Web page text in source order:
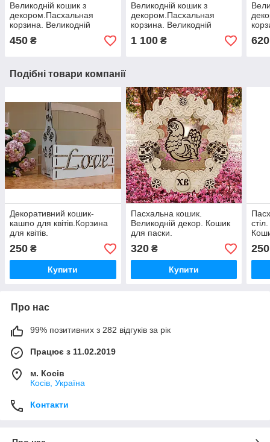
Великодній кошик з
декором.Пасхальная
корзина. Великодній
декор. Кошик для пасти.
450 ₴
Великодній кошик з
декором.Пасхальная
корзина. Великодній
декор. Кошик для пасти.
1 100₴ 620
Подібні товари компанії
Декоративний кошик-
кашпо для квітів.Корзина
для квітів.
250 ₴
Купити
Пасхальна кошик.
Великодній декор. Кошик
для паски.
320₴
Купити
250
Про нас
99% позитивних з 282 відгуків за рік
Працює з 11.02.2019
м. Косів
Косів, Україна
Контакти